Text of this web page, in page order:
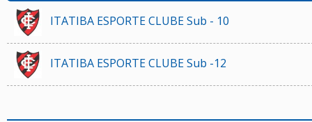
ITATIBA ESPORTE CLUBE Sub - 10
ITATIBA ESPORTE CLUBE Sub -12